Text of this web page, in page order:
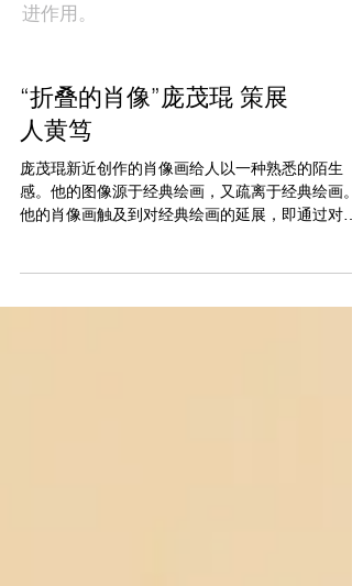
进作用。
“折叠的肖像”庞茂琨 策展
人黄笃
庞茂琨新近创作的肖像画给人以一种熟悉的陌生
感。他的图像源于经典绘画，又疏离于经典绘画。
他的肖像画触及到对经典绘画的延展，即通过对经
流。这种后现...